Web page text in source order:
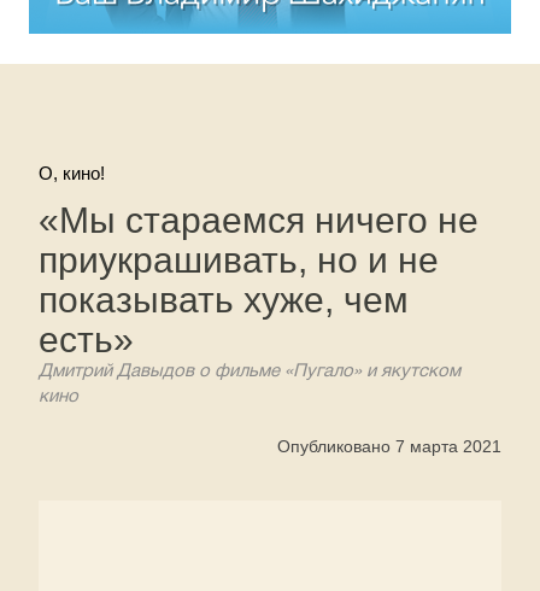
О, кино!
«Мы стараемся ничего не
приукрашивать, но и не
показывать хуже, чем
есть»
Дмитрий Давыдов о фильме «Пугало» и якутском
кино
Опубликовано 7 марта 2021